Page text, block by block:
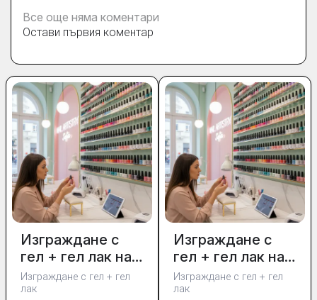
Все още няма коментари
Остави първия коментар
Изграждане с
гел + гел лак на
къси нокти
Изграждане с гел + гел
лак
Изграждане с
гел + гел лак на
средно дълги
нокти
Изграждане с гел + гел
лак